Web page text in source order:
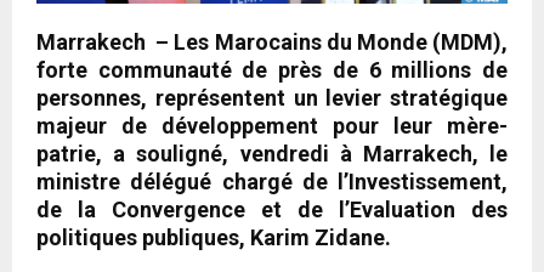
Marrakech – Les Marocains du Monde (MDM),
forte communauté de près de 6 millions de
personnes, représentent un levier stratégique
majeur de développement pour leur mère-
patrie, a souligné, vendredi à Marrakech, le
ministre délégué chargé de l’Investissement,
de la Convergence et de l’Evaluation des
politiques publiques, Karim Zidane.